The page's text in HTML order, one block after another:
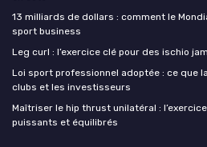
13 milliards de dollars : comment le
sport business
Leg curl : l’exercice clé pour des ischio
Loi sport professionnel adoptée : ce que
clubs et les investisseurs
Maîtriser le hip thrust unilatéral :
puissants et équilibrés